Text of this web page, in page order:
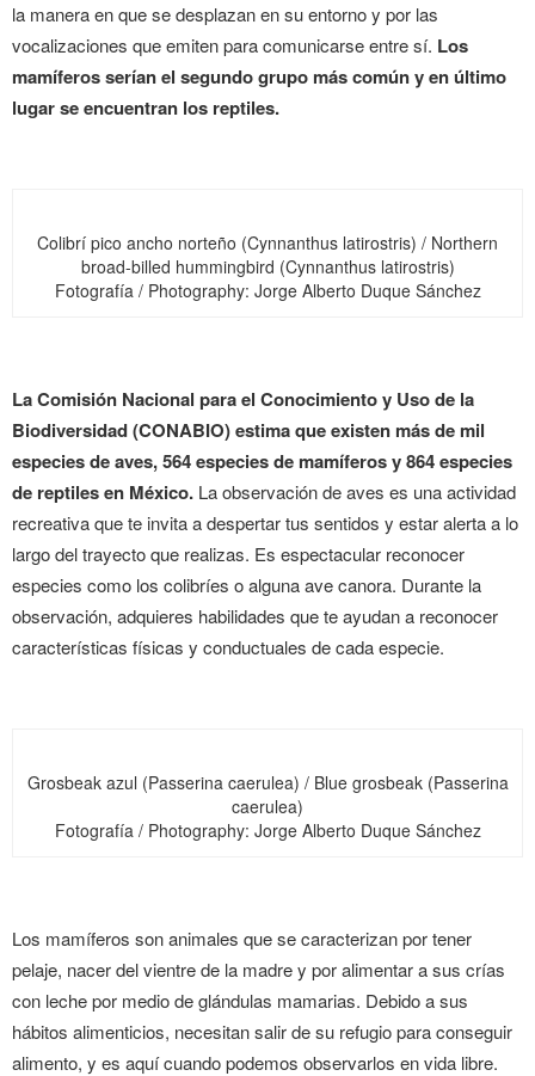
la manera en que se desplazan en su entorno y por las
vocalizaciones que emiten para comunicarse entre sí. Los
mamíferos serían el segundo grupo más común y en último
lugar se encuentran los reptiles.
Colibrí pico ancho norteño (Cynnanthus latirostris) / Northern
broad-billed hummingbird (Cynnanthus latirostris)
Fotografía / Photography: Jorge Alberto Duque Sánchez
La Comisión Nacional para el Conocimiento y Uso de la
Biodiversidad (CONABIO) estima que existen más de mil
especies de aves, 564 especies de mamíferos y 864 especies
de reptiles en México. La observación de aves es una actividad
recreativa que te invita a despertar tus sentidos y estar alerta a lo
largo del trayecto que realizas. Es espectacular reconocer
especies como los colibríes o alguna ave canora. Durante la
observación, adquieres habilidades que te ayudan a reconocer
características físicas y conductuales de cada especie.
Grosbeak azul (Passerina caerulea) / Blue grosbeak (Passerina
caerulea)
Fotografía / Photography: Jorge Alberto Duque Sánchez
Los mamíferos son animales que se caracterizan por tener
pelaje, nacer del vientre de la madre y por alimentar a sus crías
con leche por medio de glándulas mamarias. Debido a sus
hábitos alimenticios, necesitan salir de su refugio para conseguir
alimento, y es aquí cuando podemos observarlos en vida libre.